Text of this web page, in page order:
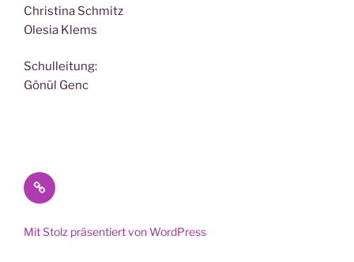
Chris­ti­na Schmitz
Ole­sia Klems
Schul­lei­tung:
Gönül Genc
Datenschutz
Mit Stolz präsentiert von WordPress